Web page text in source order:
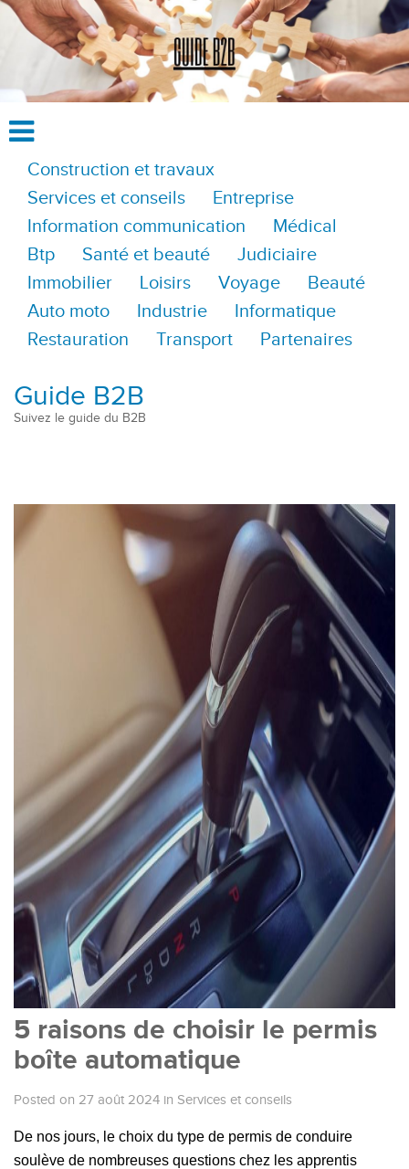
Construction et travaux
Services et conseils
Entreprise
Information communication
Médical
Btp
Santé et beauté
Judiciaire
Immobilier
Loisirs Voyage
Beauté
Auto moto
Industrie
Informatique
Restauration
Transport Partenaires
Guide B2B
Suivez le guide du B2B
5 raisons de choisir le permis
boîte automatique
Posted on 27 août 2024 in Services et conseils
De nos jours, le choix du type de permis de conduire
soulève de nombreuses questions chez les apprentis